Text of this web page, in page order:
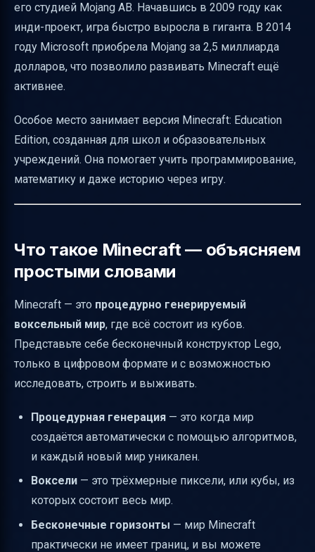
узнаваемость
Влияние сообщества — моды, видео и
пользовательский контент
Практические проекты в Minecraft
Риски сетевой игры и их минимизация
Итог
Полезные ссылки
его студией Mojang AB. Начавшись в 2009 году как
инди-проект, игра быстро выросла в гиганта. В 2014
году Microsoft приобрела Mojang за 2,5 миллиарда
долларов, что позволило развивать Minecraft ещё
активнее.
Особое место занимает версия Minecraft: Education
Edition, созданная для школ и образовательных
учреждений. Она помогает учить программирование,
математику и даже историю через игру.
Что такое Minecraft — объясняем
простыми словами
Minecraft — это процедурно генерируемый
воксельный мир, где всё состоит из кубов.
Представьте себе бесконечный конструктор Lego,
только в цифровом формате и с возможностью
исследовать, строить и выживать.
Процедурная генерация — это когда мир
создаётся автоматически с помощью алгоритмов,
и каждый новый мир уникален.
Воксели — это трёхмерные пиксели, или кубы, из
которых состоит весь мир.
Бесконечные горизонты — мир Minecraft
практически не имеет границ, и вы можете